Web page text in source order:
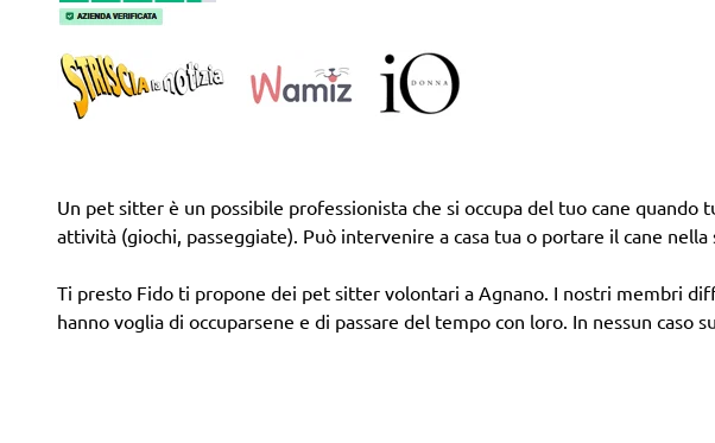
Un pet sitter è un possibile professionista che si occupa del tuo cane
attività (giochi, passeggiate). Può intervenire a casa tua o portare il cane nella
Ti presto Fido ti propone dei pet sitter volontari a Agnano. I nostri membri
hanno voglia di occuparsene e di passare del tempo con loro. In nessun caso